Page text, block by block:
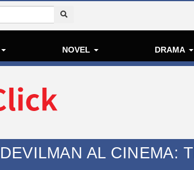
NOVEL DRAMA
AL CINEMA: